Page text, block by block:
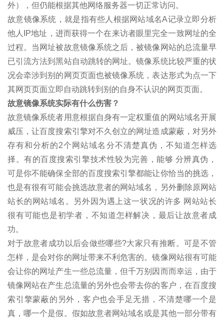
外），但仍能根据其他网络服务器一切正常访问。
故意镜像系统，就是指有些人根据网站域名A记录立即分析
他人IP地址，进而获得一个在来访者眼里完全一致网址的全
过程。当网址被故意镜像系统之后，被镜像网站的总流量早
已引流方法到黑站自动跳转的网址。镜像系统比较严重的状
况会牵涉到别的网页页面也被镜像系统，表达形式为点一下
其网页页面立即自动跳转到别的自身不认识的网页页面。
故意镜像系统实际有什么伤害？
故意镜像系统者用意根据自身有一定权重值的网站域名开展
威压，让百度搜索引擎对不久创立的网址造成蒙蔽，对另外
存有和分析的2个网站域名分不清楚真伪，不知道怎样选
择。有的百度搜索引擎技术性较为完善，能够 分辨真伪，
可是你不能确保全部的百度搜索引擎都能让你恰当的挑选，
也是有很有可能会挑选故意者的网站域名，另外删除原网站
站长的网站域名。另外因为遇上这一状况的许多 网站站长
很有可能也是初学者，不知道怎样解决，最后让故意者成
功。
对于故意者成功以后会做些哪些?大家只有推断。可是不管
怎样，是会对你的网址带来不利危害的。镜像网站很有可能
会让你的网址产生一些总流量，但千万别因而而幸运，由于
镜像网站在产生总流量的另外也会带去你的客户，在百度搜
索引擎蒙蔽的另外，客户也会手足无措，不清楚哪一个是
真，哪一个是假。假如故意者网站域名或是其他一部分带有